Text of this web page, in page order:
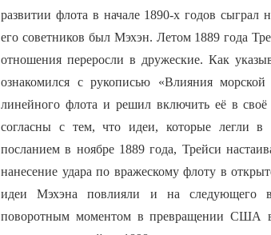
развитии флота в начале 1890-х годов
его советников был Мэхэн. Летом 1889 года
отношения переросли в дружеские. Как
ознакомился с рукописью «Влияния
линейного флота и решил включить её в
согласны с тем, что идеи, которые легли в
посланием в ноябре 1889 года, Трейси
нанесение удара по вражескому флоту в
идеи Мэхэна повлияли и на следующего
поворотным моментом в превращении США